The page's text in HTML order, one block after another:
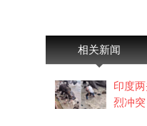
相关新闻
印度
烈冲